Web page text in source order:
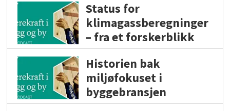
Status for
klimagassberegninger
– fra et forskerblikk
Historien bak
miljøfokuset i
byggebransjen